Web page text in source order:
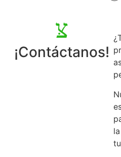
¡Contáctanos!